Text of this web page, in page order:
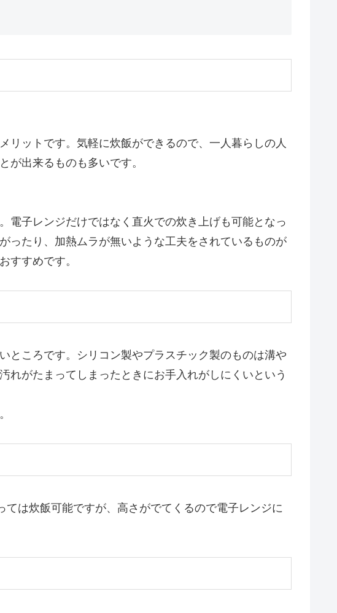
リットです。気軽に炊飯ができるので、一人暮らしの人
が出来るものも多いです。
電子レンジだけではなく直火での炊き上げも可能となっ
ったり、加熱ムラが無いような工夫をされているものが
すすめです。
ところです。シリコン製やプラスチック製のものは溝や
れがたまってしまったときにお手入れがしにくいという
は炊飯可能ですが、高さがでてくるので電子レンジに